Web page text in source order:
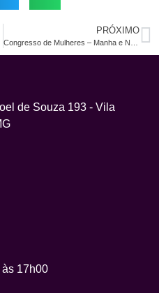
PRÓXIMO
de Souza 193 - Vila
17h00